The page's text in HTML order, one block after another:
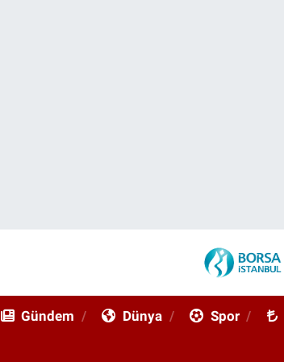
Gündem Dünya Spor